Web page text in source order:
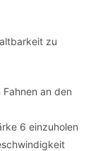
zu
an den
6 einzuholen